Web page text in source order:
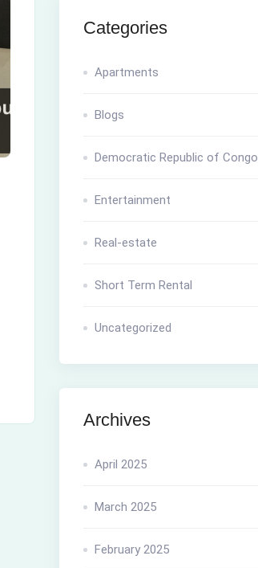
Categories
Apartments
Blogs
Democratic Republic of Congo
Entertainment
Real-estate
Short Term Rental
Uncategorized
Archives
April 2025
March 2025
February 2025